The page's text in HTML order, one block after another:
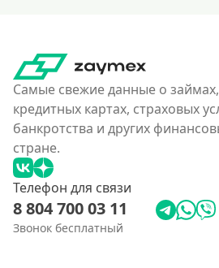
200000 руб
250000 руб
300000 руб
350 тысяч
400000 руб
4500000 руб
500000 руб
Самые свежие данные о займах,
кредитных картах, страховых
банкротства и других
стране.
Телефон для связи
8 804 700 03 11
Звонок бесплатный